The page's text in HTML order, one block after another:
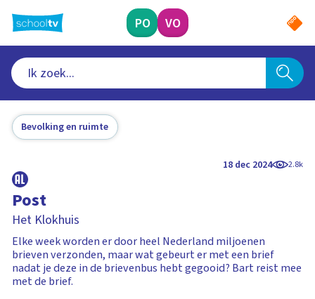
naar
hoofdinhoud
PO VO
Bevolking en ruimte
18 dec 2024 2.8k
Post
Het Klokhuis
Elke week worden er door heel Nederland miljoenen
brieven verzonden, maar wat gebeurt er met een brief
nadat je deze in de brievenbus hebt gegooid? Bart reist mee
met de brief.